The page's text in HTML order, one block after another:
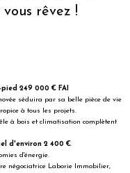
rêvez !
pied 249 000 € FAI
séduira par sa belle pièce de vie
à tous les projets.
à bois et climatisation complètent
d'environ 2 400 €
d'énergie.
négociatrice Laborie Immobilier,